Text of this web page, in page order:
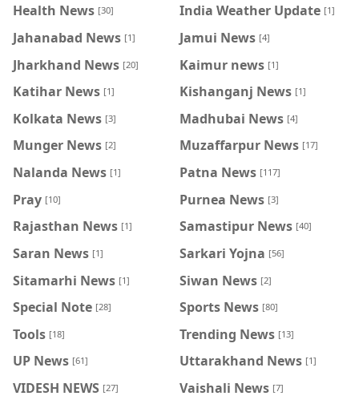
Health News [30] India Weather Update [1]
Jahanabad News [1] Jamui News [4]
Jharkhand News [20] Kaimur news [1]
Katihar News [1] Kishanganj News [1]
Kolkata News [3] Madhubai News [4]
Munger News [2] Muzaffarpur News [17]
Nalanda News [1] Patna News [117]
Pray [10] Purnea News [3]
Rajasthan News [1] Samastipur News [40]
Saran News [1] Sarkari Yojna [56]
Sitamarhi News [1] Siwan News [2]
Special Note [28] Sports News [80]
Tools [18] Trending News [13]
UP News [61] Uttarakhand News [1]
VIDESH NEWS [27] Vaishali News [7]